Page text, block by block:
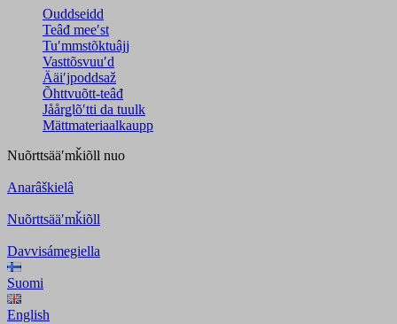
Ouddseidd
Teâđ meeʹst
Tuʹmmstõktuâjj
Vasttõsvuuʹd
Ääiʹjpoddsaž
Õhttvuõtt-teâđ
Jåårǥlõʹtti da tuulk
Mättmateriaalkaupp
Nuõrttsääʹmǩiõll nuo
Anarâškielâ
Nuõrttsääʹmǩiõll
Davvisámegiella
Suomi
English